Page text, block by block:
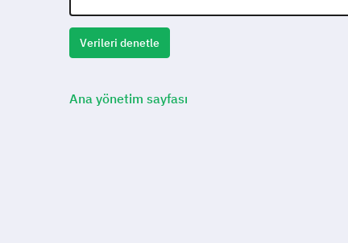
Ana yönetim sayfası